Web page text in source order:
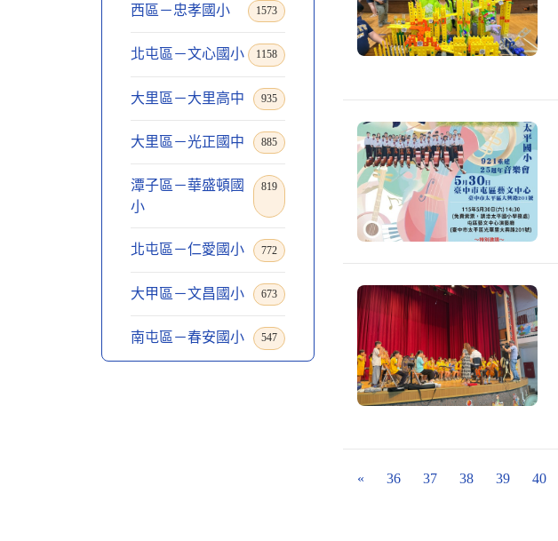
西區－忠孝國小 1573
北屯區－文心國小 1158
大里區－大里高中 935
大里區－光正國中 885
潭子區－華盛頓國
小
819
北屯區－仁愛國小 772
大甲區－文昌國小 673
南屯區－春安國小 547
« 36 37 38 39 40